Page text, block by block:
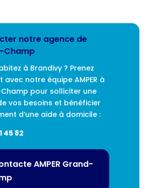
notre agence de
Champ
à Brandivy ? Prenez
notre équipe AMPER à
pour solliciter une
vos besoins et bénéficier
d’une aide à domicile :
45 82
AMPER Grand-